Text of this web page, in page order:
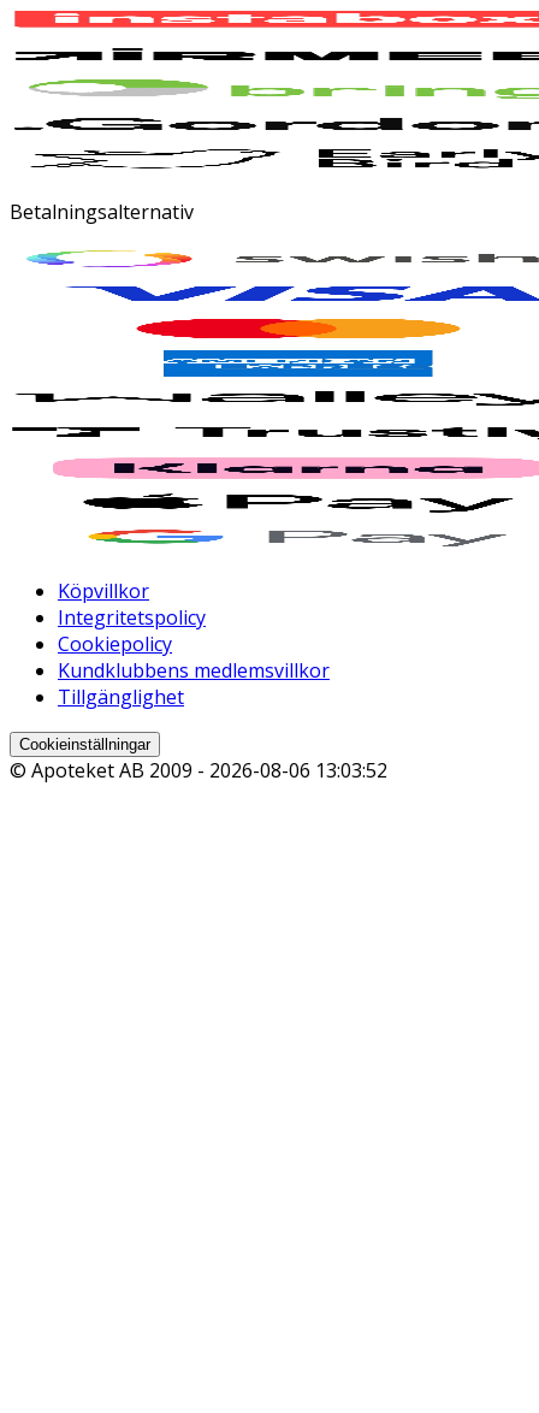
Betalningsalternativ
Köpvillkor
Integritetspolicy
Cookiepolicy
Kundklubbens medlemsvillkor
Tillgänglighet
Cookieinställningar
© Apoteket AB 2009 - 2026-08-06 13:03:52